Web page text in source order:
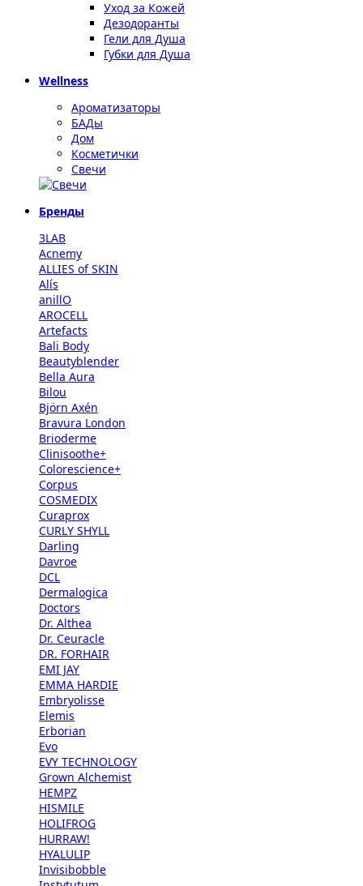
Уход за Кожей
Дезодоранты
Гели для Душа
Губки для Душа
Wellness
Ароматизаторы
БАДы
Дом
Косметички
Свечи
Бренды
3LAB
Acnemy
ALLIES of SKIN
Alís
anillO
AROCELL
Artefacts
Bali Body
Beautyblender
Bella Aura
Bilou
Björn Axén
Bravura London
Brioderme
Clinisoothe+
Colorescience+
Corpus
COSMEDIX
Curaprox
CURLY SHYLL
Darling
Davroe
DCL
Dermalogica
Doctors
Dr. Althea
Dr. Ceuracle
DR. FORHAIR
EMI JAY
EMMA HARDIE
Embryolisse
Elemis
Erborian
Evo
EVY TECHNOLOGY
Grown Alchemist
HEMPZ
HISMILE
HOLIFROG
HURRAW!
HYALULIP
Invisibobble